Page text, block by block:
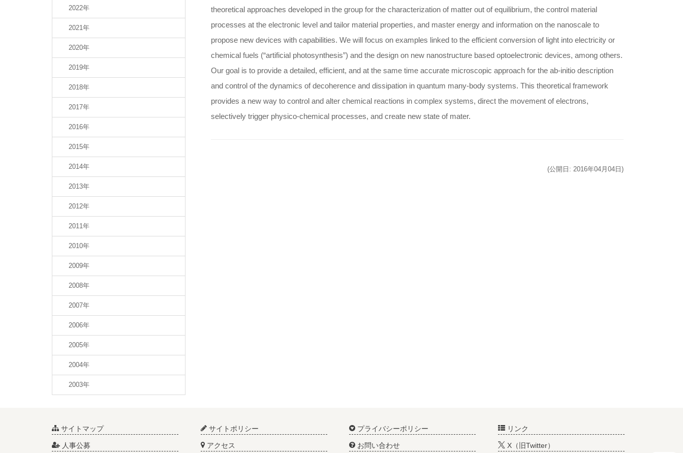
2022年
2021年
2020年
2019年
2018年
2017年
2016年
2015年
2014年
2013年
2012年
2011年
2010年
2009年
2008年
2007年
2006年
2005年
2004年
2003年
theoretical approaches developed in the group for the characterization of matter out of equilibrium, the control material
processes at the electronic level and tailor material properties, and master energy and information on the nanoscale to
propose new devices with capabilities. We will focus on examples linked to the efficient conversion of light into electricity or
chemical fuels (“artificial photosynthesis”) and the design on new nanostructure based optoelectronic devices, among others.
Our goal is to provide a detailed, efficient, and at the same time accurate microscopic approach for the ab-initio description
and control of the dynamics of decoherence and dissipation in quantum many-body systems. This theoretical framework
provides a new way to control and alter chemical reactions in complex systems, direct the movement of electrons,
selectively trigger physico-chemical processes, and create new state of mater.
(公開日: 2016年04月04日)
サイトマップ サイトポリシー プライバシーポリシー リンク
人事公募 アクセス お問い合わせ X（旧Twitter）